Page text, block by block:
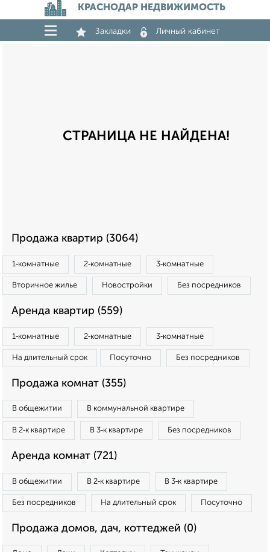
КРАСНОДАР НЕДВИЖИМОСТЬ
Закладки Личный кабинет
СТРАНИЦА НЕ НАЙДЕНА!
Продажа квартир (3064)
1‑комнатные 2‑комнатные 3‑комнатные
Вторичное жилье Новостройки Без посредников
Аренда квартир (559)
1‑комнатные 2‑комнатные 3‑комнатные
На длительный срок Посуточно Без посредников
Продажа комнат (355)
В общежитии В коммунальной квартире
В 2‑к квартире В 3‑к квартире Без посредников
Аренда комнат (721)
В общежитии В 2‑к квартире В 3‑к квартире
Без посредников На длительный срок Посуточно
Продажа домов, дач, коттеджей (0)